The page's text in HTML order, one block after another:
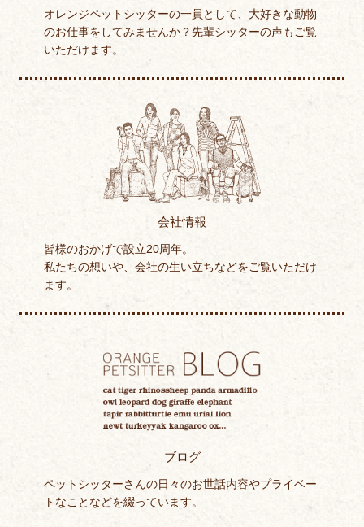
オレンジペットシッターの一員として、大好きな動物
のお仕事をしてみませんか？先輩シッターの声もご覧
いただけます。
会社情報
皆様のおかげで設立20周年。
私たちの想いや、会社の生い立ちなどをご覧いただけ
ます。
ブログ
ペットシッターさんの日々のお世話内容やプライベー
トなことなどを綴っています。